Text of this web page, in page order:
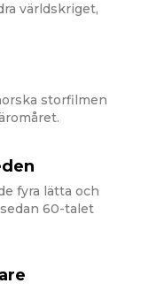
världskriget,
storfilmen
fyra lätta och
60-talet